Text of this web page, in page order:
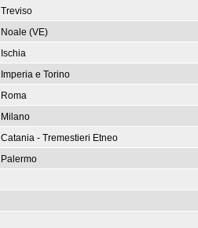
Treviso
Noale (VE)
Ischia
Imperia e Torino
Roma
Milano
Catania - Tremestieri Etneo
Palermo